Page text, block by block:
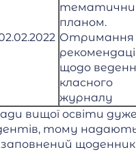
планом.
Отримання
щодо
класного
журналу
вищої освіти
тому
щоденник